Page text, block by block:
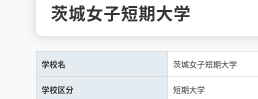
茨城女子短期大学
学校名 茨城女子短期大学
学校区分 短期大学